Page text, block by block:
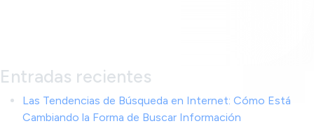
Entradas recientes
Las Tendencias de Búsqueda en Internet: Cómo Está
Cambiando la Forma de Buscar Información